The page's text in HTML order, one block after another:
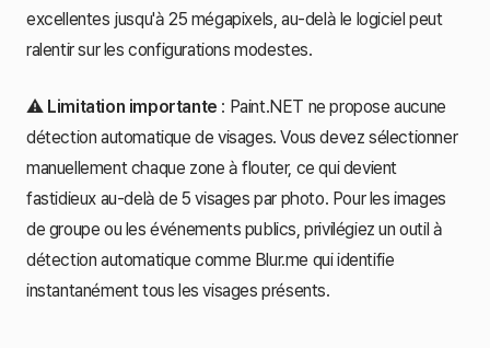
excellentes jusqu'à 25 mégapixels, au-delà le logiciel peut
ralentir sur les configurations modestes.
⚠️ Limitation importante : Paint.NET ne propose aucune
détection automatique de visages. Vous devez sélectionner
manuellement chaque zone à flouter, ce qui devient
fastidieux au-delà de 5 visages par photo. Pour les images
de groupe ou les événements publics, privilégiez un outil à
détection automatique comme Blur.me qui identifie
instantanément tous les visages présents.